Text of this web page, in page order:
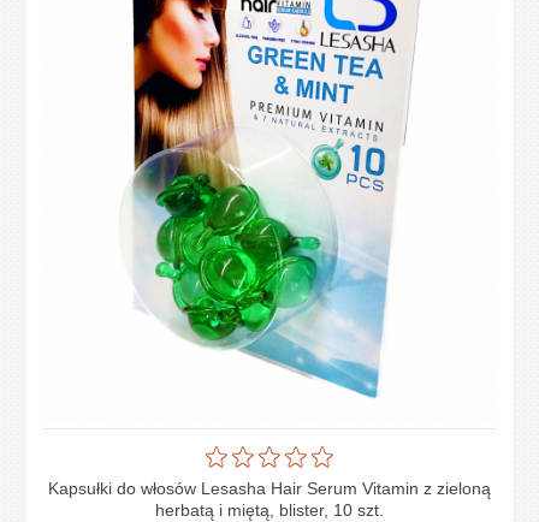
Kapsułki do włosów Lesasha Hair Serum Vitamin z zieloną
herbatą i miętą, blister, 10 szt.